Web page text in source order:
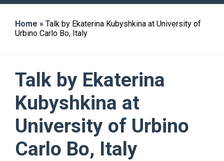
v
Home » Talk by Ekaterina Kubyshkina at University of
Urbino Carlo Bo, Italy
Talk by Ekaterina
Kubyshkina at
University of Urbino
Carlo Bo, Italy